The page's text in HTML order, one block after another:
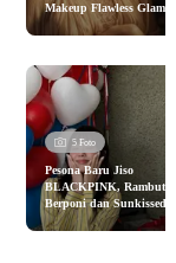
Makeup Flawless Glamor
Jelang Melahirkan
5 Foto
Pesona Baru Jiso
BLACKPINK, Rambut
Berponi dan Sunkissed
Makeup yang Mencuri